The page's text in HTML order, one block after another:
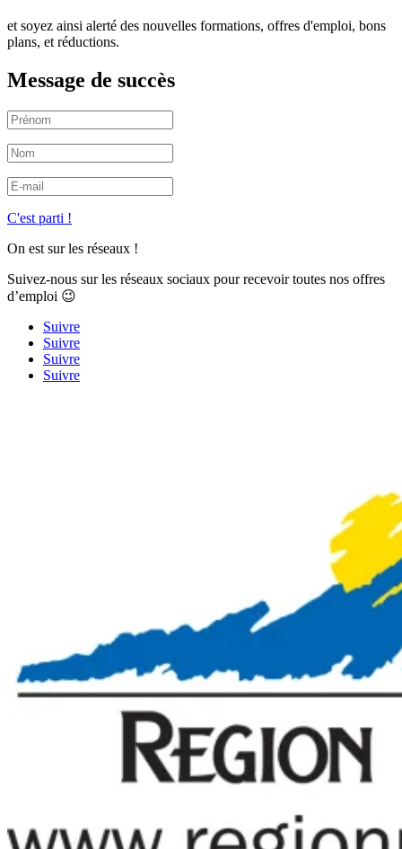
et soyez ainsi alerté des nouvelles formations, offres d'emploi, bons
plans, et réductions.
Message de succès
C'est parti !
On est sur les réseaux !
Suivez-nous sur les réseaux sociaux pour recevoir toutes nos offres
d’emploi 😉
Suivre
Suivre
Suivre
Suivre